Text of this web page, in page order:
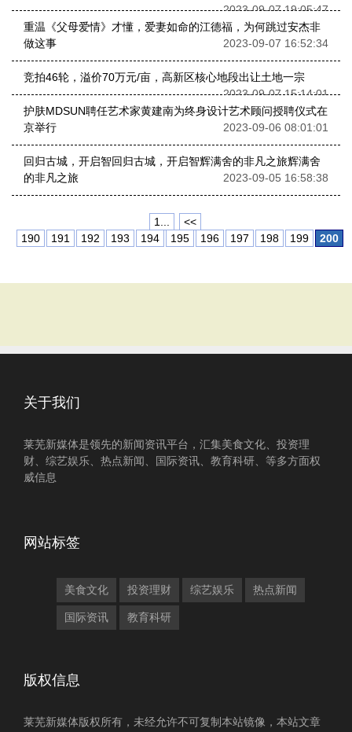
2023-09-07 19:05:47
重温《父母爱情》才懂，爱妻如命的江德福，为何跳过安杰非
做这事
2023-09-07 16:52:34
竞拍46轮，溢价70万元/亩，高新区核心地段出让土地一宗
2023-09-07 15:14:01
护肤MDSUN聘任艺术家黄建南为终身设计艺术顾问授聘仪式在
京举行
2023-09-06 08:01:01
回归古城，开启智回归古城，开启智辉满舍的非凡之旅辉满舍
的非凡之旅
2023-09-05 16:58:38
1...
<<
190
191 192 193 194 195 196 197 198 199 200
关于我们
莱芜新媒体是领先的新闻资讯平台，汇集美食文化、投资理
财、综艺娱乐、热点新闻、国际资讯、教育科研、等多方面权
威信息
网站标签
美食文化 投资理财 综艺娱乐 热点新闻
国际资讯 教育科研
版权信息
莱芜新媒体版权所有，未经允许不可复制本站镜像，本站文章